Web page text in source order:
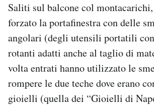
Saliti sul balcone col
forzato la portafinestra con delle
angolari (degli utensili portatili
rotanti adatti anche al taglio di
volta entrati hanno utilizzato le
rompere le due teche dove erano
gioielli (quella dei “Gioielli di